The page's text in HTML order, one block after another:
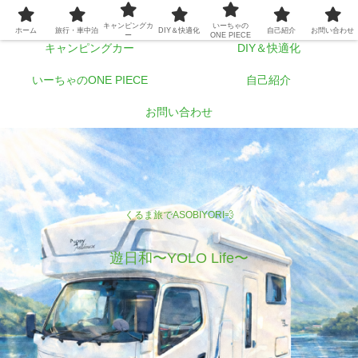
くるま旅でASOBIYORI💨
遊日和〜YOLO Life〜
ホーム 旅行・車中泊
キャンピングカー DIY＆快適化
いーちゃのONE PIECE 自己紹介
お問い合わせ
ホーム 旅行・車中泊
キャンピングカ
ー
DIY＆快適化
いーちゃの
ONE PIECE
自己紹介 お問い合わせ